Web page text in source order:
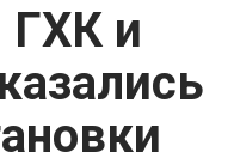
ГХК и